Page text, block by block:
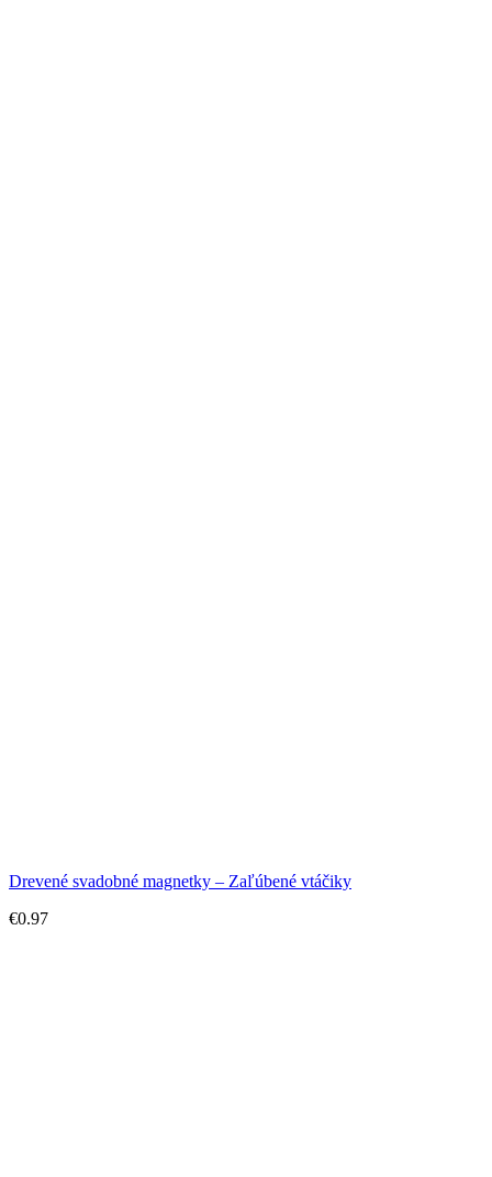
Drevené svadobné magnetky – Zaľúbené vtáčiky
€0.97